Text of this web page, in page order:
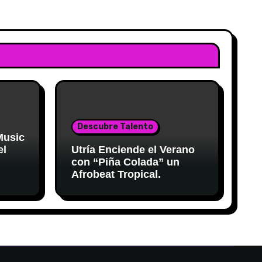
Descubre Talento
Utría Enciende el Verano
con “Piña Colada” un
Afrobeat Tropical.